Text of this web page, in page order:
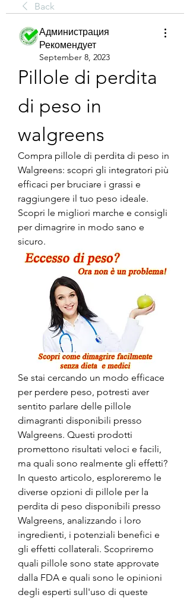
Back
Администрация
Рекомендует
September 8, 2023
Pillole di perdita
di peso in
walgreens
Compra pillole di perdita di peso in
Walgreens: scopri gli integratori più
efficaci per bruciare i grassi e
raggiungere il tuo peso ideale.
Scopri le migliori marche e consigli
per dimagrire in modo sano e
sicuro.
Se stai cercando un modo efficace
per perdere peso, potresti aver
sentito parlare delle pillole
dimagranti disponibili presso
Walgreens. Questi prodotti
promettono risultati veloci e facili,
ma quali sono realmente gli effetti?
In questo articolo, esploreremo le
diverse opzioni di pillole per la
perdita di peso disponibili presso
Walgreens, analizzando i loro
ingredienti, i potenziali benefici e
gli effetti collaterali. Scopriremo
quali pillole sono state approvate
dalla FDA e quali sono le opinioni
degli esperti sull'uso di queste